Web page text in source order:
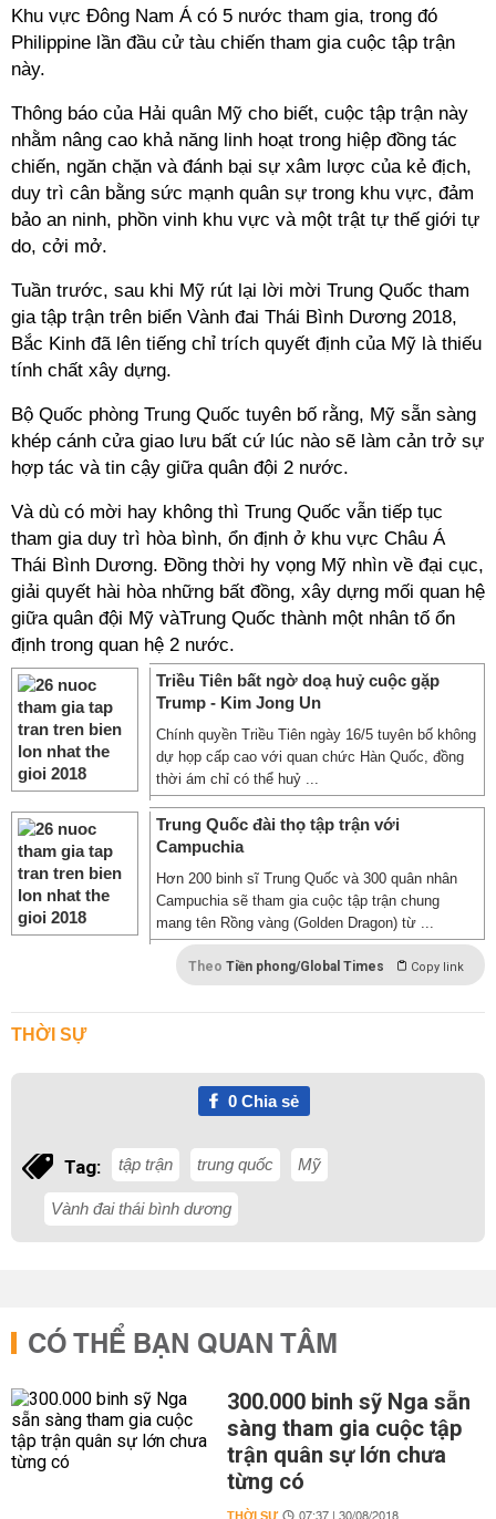
Khu vực Đông Nam Á có 5 nước tham gia, trong đó
Philippine lần đầu cử tàu chiến tham gia cuộc tập trận
này.
Thông báo của Hải quân Mỹ cho biết, cuộc tập trận này
nhằm nâng cao khả năng linh hoạt trong hiệp đồng tác
chiến, ngăn chặn và đánh bại sự xâm lược của kẻ địch,
duy trì cân bằng sức mạnh quân sự trong khu vực, đảm
bảo an ninh, phồn vinh khu vực và một trật tự thế giới tự
do, cởi mở.
Tuần trước, sau khi Mỹ rút lại lời mời Trung Quốc tham
gia tập trận trên biển Vành đai Thái Bình Dương 2018,
Bắc Kinh đã lên tiếng chỉ trích quyết định của Mỹ là thiếu
tính chất xây dựng.
Bộ Quốc phòng Trung Quốc tuyên bố rằng, Mỹ sẵn sàng
khép cánh cửa giao lưu bất cứ lúc nào sẽ làm cản trở sự
hợp tác và tin cậy giữa quân đội 2 nước.
Và dù có mời hay không thì Trung Quốc vẫn tiếp tục
tham gia duy trì hòa bình, ổn định ở khu vực Châu Á
Thái Bình Dương. Đồng thời hy vọng Mỹ nhìn về đại cục,
giải quyết hài hòa những bất đồng, xây dựng mối quan hệ
giữa quân đội Mỹ vàTrung Quốc thành một nhân tố ổn
định trong quan hệ 2 nước.
Triều Tiên bất ngờ doạ huỷ cuộc gặp
Trump - Kim Jong Un
Chính quyền Triều Tiên ngày 16/5 tuyên bố không
dự họp cấp cao với quan chức Hàn Quốc, đồng
thời ám chỉ có thể huỷ ...
Trung Quốc đài thọ tập trận với
Campuchia
Hơn 200 binh sĩ Trung Quốc và 300 quân nhân
Campuchia sẽ tham gia cuộc tập trận chung
mang tên Rồng vàng (Golden Dragon) từ ...
Theo Tiền phong/Global Times Copy link
THỜI SỰ
0Chia sẻ
Tag: tập trận trung quốc Mỹ
Vành đai thái bình dương
CÓ THỂ BẠN QUAN TÂM
300.000 binh sỹ Nga sẵn
sàng tham gia cuộc tập
trận quân sự lớn chưa
từng có